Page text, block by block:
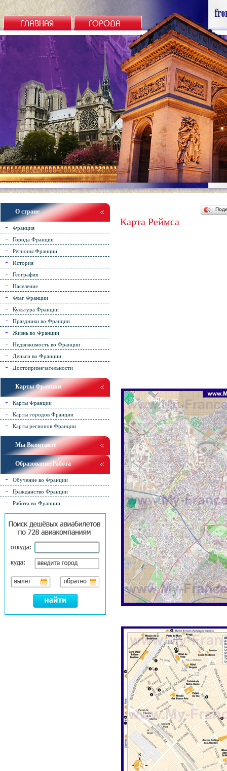
Карта Реймса
О стране
Франция
Города Франции
Регионы Франции
История
География
Население
Флаг Франции
Культура Франции
Праздники во Франции
Жизнь во Франции
Недвижимость во Франции
Деньги во Франции
Достопримечательности
Карты Франции
Карты Франции
Карты городов Франции
Карты регионов Франции
Мы Вконтакте
Образование/Работа
Обучение во Франции
Гражданство Франции
Работа во Франции
ГЛАВНАЯ ГОРОДА